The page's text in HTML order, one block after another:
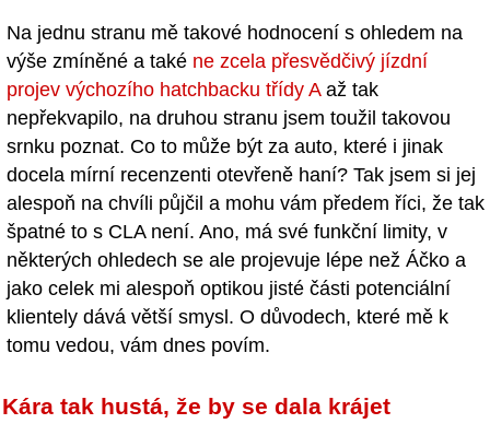
Na jednu stranu mě takové hodnocení s ohledem na
výše zmíněné a také ne zcela přesvědčivý jízdní
projev výchozího hatchbacku třídy Aaž tak
nepřekvapilo, na druhou stranu jsem toužil takovou
srnku poznat. Co to může být za auto, které i jinak
docela mírní recenzenti otevřeně haní? Tak jsem si jej
alespoň na chvíli půjčil a mohu vám předem říci, že tak
špatné to s CLA není. Ano, má své funkční limity, v
některých ohledech se ale projevuje lépe než Áčko a
jako celek mi alespoň optikou jisté části potenciální
klientely dává větší smysl. O důvodech, které mě k
tomu vedou, vám dnes povím.
Kára tak hustá, že by se dala krájet